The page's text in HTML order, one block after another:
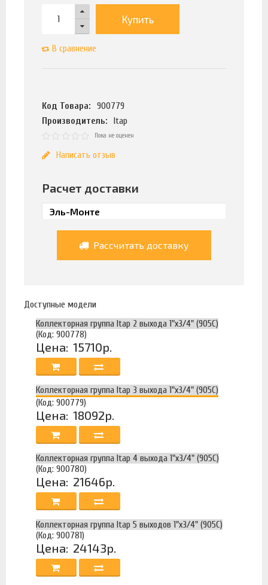
Купить
В сравнение
Код Товара:
900779
Производитель:
Itap
Пока не оценен
Написать отзыв
Расчет доставки
Рассчитать доставку
Доступные модели
Коллекторная группа Itap 2 выхода 1"х3/4" (905C)
(Код: 900778)
Цена: 15710р.
Коллекторная группа Itap 3 выхода 1"х3/4" (905C)
(Код: 900779)
Цена: 18092р.
Коллекторная группа Itap 4 выхода 1"х3/4" (905C)
(Код: 900780)
Цена: 21646р.
Коллекторная группа Itap 5 выходов 1"х3/4" (905C)
(Код: 900781)
Цена: 24143р.